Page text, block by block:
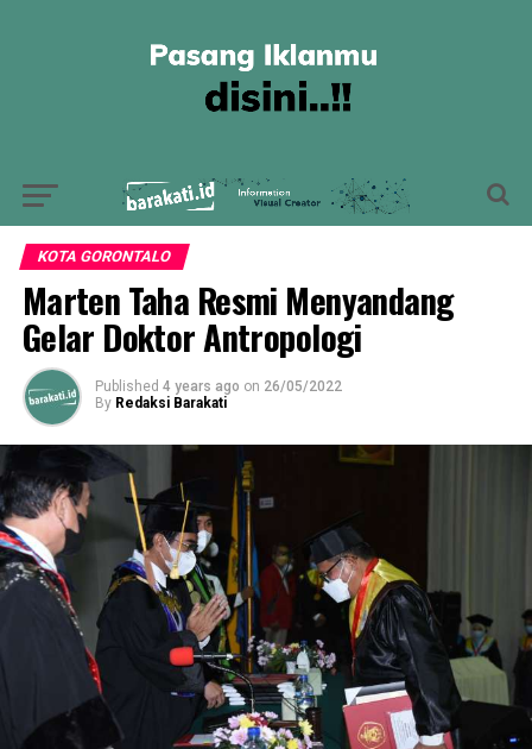
KOTA GORONTALO
Marten Taha Resmi Menyandang
Gelar Doktor Antropologi
Published 4 years ago on 26/05/2022
By Redaksi Barakati